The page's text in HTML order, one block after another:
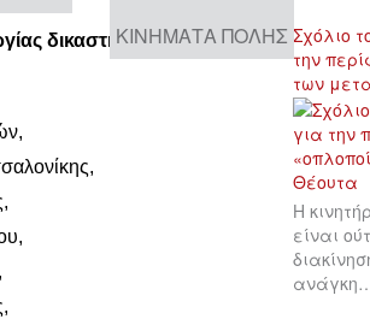
ΚΙΝΉΜΑΤΑ ΠΌΛΗΣ
δικαστηρίων
Σχόλιο
την
των
Η
είναι